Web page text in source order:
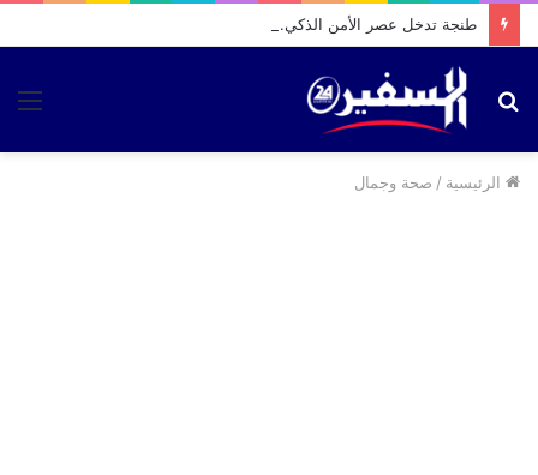
بحث
الرئيسية / صحة وجمال